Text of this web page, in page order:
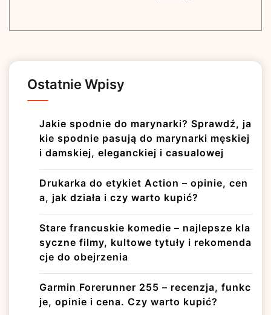
Ostatnie Wpisy
Jakie spodnie do marynarki? Sprawdź, ja
kie spodnie pasują do marynarki męskiej
i damskiej, eleganckiej i casualowej
Drukarka do etykiet Action – opinie, cen
a, jak działa i czy warto kupić?
Stare francuskie komedie – najlepsze kla
syczne filmy, kultowe tytuły i rekomenda
cje do obejrzenia
Garmin Forerunner 255 – recenzja, funkc
je, opinie i cena. Czy warto kupić?